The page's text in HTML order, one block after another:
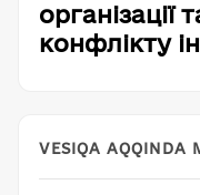
організації
конфлікту
VESIQA AQQINDA